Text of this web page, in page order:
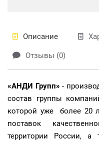
Описание
Отзывы (0)
«АНДИ Групп» -
состав группы
которой уже более 20
поставок
территории России, а